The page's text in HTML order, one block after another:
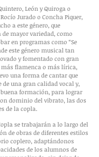
León y Quiroga o
Jurado o Concha Piquer,
a este género, que
de mayor variedad, como
en programas como “Se
este género musical tan
y fomentado con gran
más flamenca o más lírica,
una forma de cantar que
de una gran calidad vocal y,
formación, para lograr
dominio del vibrato, las dos
de la copla.
se trabajarán a lo largo del
de obras de diferentes estilos
coplero, adaptándonos
de los alumnos de